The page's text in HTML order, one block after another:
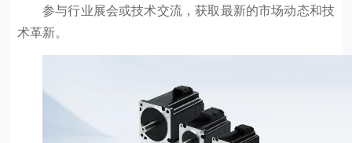
参与行业展会或技术交流，获取最新的市场动态和技
术革新。